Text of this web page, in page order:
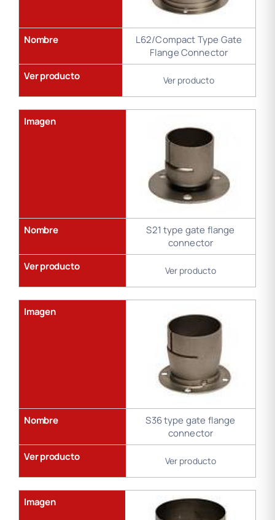
Nombre
L62/Compact Type Gate
Flange Connector
Ver producto
Ver producto
Imagen
Nombre
S21 type gate flange
connector
Ver producto
Ver producto
Imagen
Nombre
S36 type gate flange
connector
Ver producto
Ver producto
Imagen